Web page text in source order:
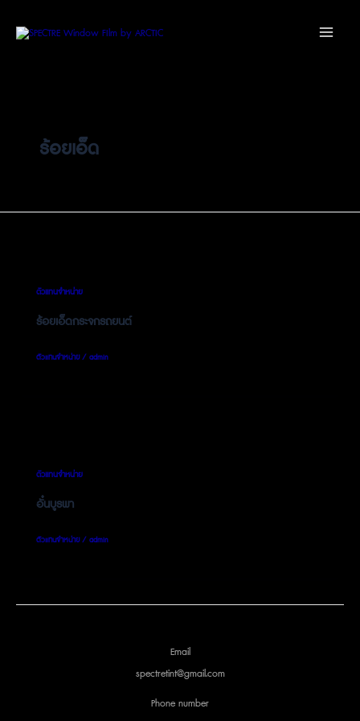
ร้อยเอ็ด
ตัวแทนจำหน่าย
ร้อยเอ็ดกระจกรถยนต์
ตัวแทนจำหน่าย/ admin
ตัวแทนจำหน่าย
อั๋นบูรพา
ตัวแทนจำหน่าย/ admin
Email
spectretint@gmail.com
Phone number